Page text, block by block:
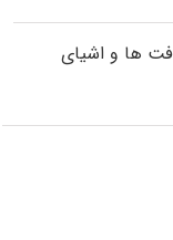
ها و اشیای